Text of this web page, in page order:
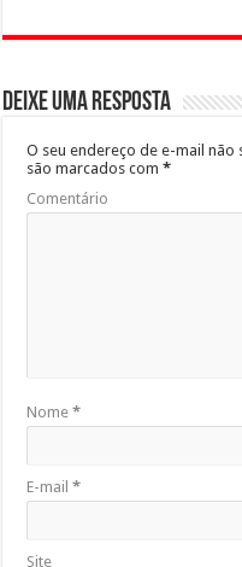
Deixe uma resposta
O seu endereço de e-mail não
são marcados com*
Comentário
Nome*
E-mail*
Site